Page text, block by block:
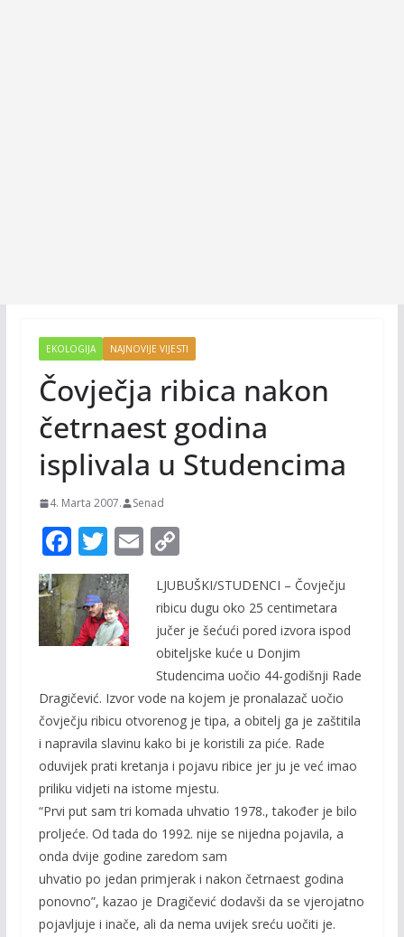
EKOLOGIJA NAJNOVIJE VIJESTI
Čovječja ribica nakon
četrnaest godina
isplivala u Studencima
4. Marta 2007. Senad
F
ac
e
b
o
o
k
T
w
itt
er
E
ai
C
o
p
y
Li
n
k
LJUBUŠKI/STUDENCI – Čovječju
ribicu dugu oko 25 centimetara
jučer je šećući pored izvora ispod
obiteljske kuće u Donjim
Studencima uočio 44-godišnji Rade
Dragičević. Izvor vode na kojem je pronalazač uočio
čovječju ribicu otvorenog je tipa, a obitelj ga je zaštitila
i napravila slavinu kako bi je koristili za piće. Rade
oduvijek prati kretanja i pojavu ribice jer ju je već imao
priliku vidjeti na istome mjestu.
“Prvi put sam tri komada uhvatio 1978., također je bilo
proljeće. Od tada do 1992. nije se nijedna pojavila, a
onda dvije godine zaredom sam
uhvatio po jedan primjerak i nakon četrnaest godina
ponovno”, kazao je Dragičević dodavši da se vjerojatno
pojavljuje i inače, ali da nema uvijek sreću uočiti je.